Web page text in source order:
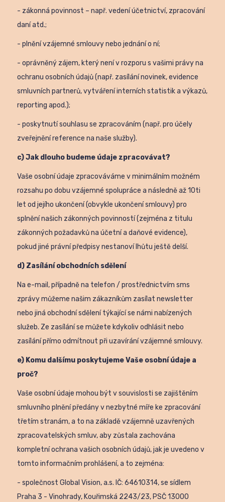
- zákonná povinnost – např. vedení účetnictví, zpracování
daní atd.;
- plnění vzájemné smlouvy nebo jednání o ní;
- oprávněný zájem, který není v rozporu s vašimi právy na
ochranu osobních údajů (např. zasílání novinek, evidence
smluvních partnerů, vytváření interních statistik a výkazů,
reporting apod.);
- poskytnutí souhlasu se zpracováním (např. pro účely
zveřejnění reference na naše služby).
c) Jak dlouho budeme údaje zpracovávat?
Vaše osobní údaje zpracováváme v minimálním možném
rozsahu po dobu vzájemné spolupráce a následně až 10ti
let od jejího ukončení (obvykle ukončení smlouvy) pro
splnění našich zákonných povinností (zejména z titulu
zákonných požadavků na účetní a daňové evidence),
pokud jiné právní předpisy nestanoví lhůtu ještě delší.
d) Zasílání obchodních sdělení
Na e-mail, případně na telefon / prostřednictvím sms
zprávy můžeme našim zákazníkům zasílat newsletter
nebo jiná obchodní sdělení týkající se námi nabízených
služeb. Ze zasílání se můžete kdykoliv odhlásit nebo
zasílání přímo odmítnout při uzavírání vzájemné smlouvy.
e) Komu dalšímu poskytujeme Vaše osobní údaje a
proč?
Vaše osobní údaje mohou být v souvislosti se zajištěním
smluvního plnění předány v nezbytné míře ke zpracování
třetím stranám, a to na základě vzájemně uzavřených
zpracovatelských smluv, aby zůstala zachována
kompletní ochrana vašich osobních údajů, jak je uvedeno v
tomto informačním prohlášení, a to zejména:
- společnost Global Vision, a.s. IČ: 64610314, se sídlem
Praha 3 - Vinohrady, Kouřimská 2243/23, PSČ 13000